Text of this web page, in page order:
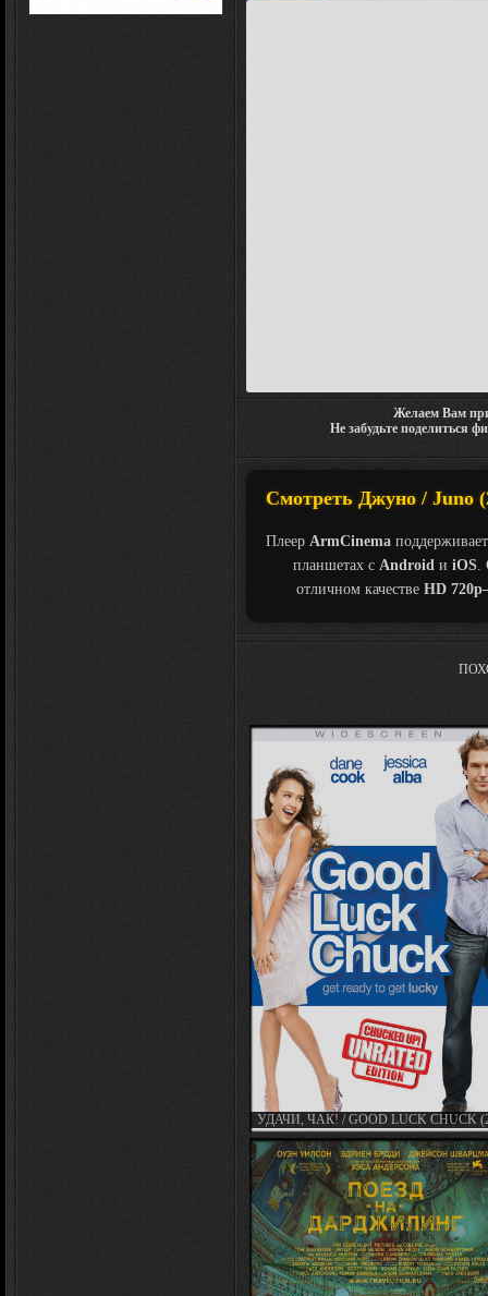
Желаем Вам
Не забудьте поделиться
Смотреть Джуно / Juno
Плеер ArmCinema
планшетах с Android и iOS.
отличном качестве HD
УДАЧИ, ЧАК! / GOOD LUCK CHUCK